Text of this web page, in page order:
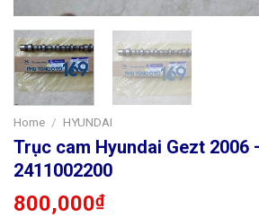
Home / HYUNDAI
Trục cam Hyundai Gezt 2006
2411002200
800,000₫